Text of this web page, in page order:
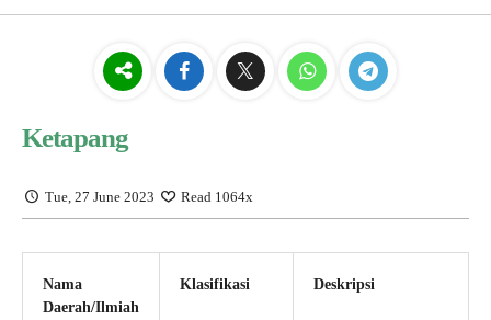
Ketapang
Tue, 27 June 2023 Read 1064x
Nama
Daerah/Ilmiah
Klasifikasi Deskripsi